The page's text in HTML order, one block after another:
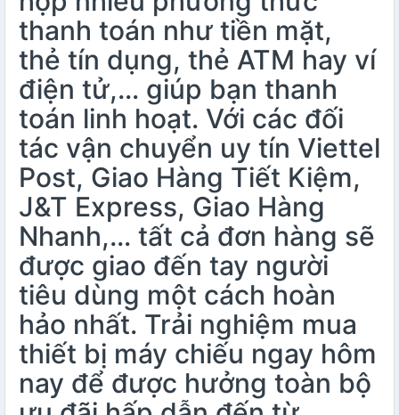
thanh toán như tiền mặt,
thẻ tín dụng, thẻ ATM hay ví
điện tử,… giúp bạn thanh
toán linh hoạt. Với các đối
tác vận chuyển uy tín Viettel
Post, Giao Hàng Tiết Kiệm,
J&T Express, Giao Hàng
Nhanh,… tất cả đơn hàng sẽ
được giao đến tay người
tiêu dùng một cách hoàn
hảo nhất. Trải nghiệm mua
thiết bị máy chiếu ngay hôm
nay để được hưởng toàn bộ